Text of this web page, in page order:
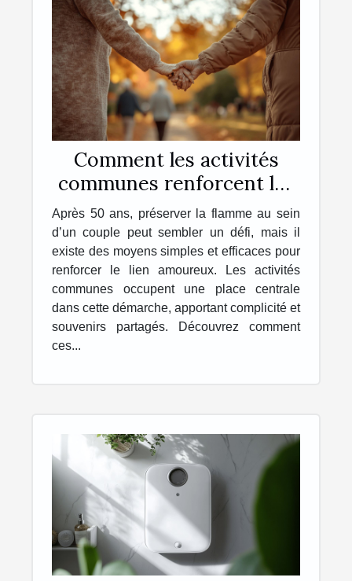
Comment les activités
communes renforcent les
liens amoureux après 50
ans ?
Après 50 ans, préserver la flamme au sein
d’un couple peut sembler un défi, mais il
existe des moyens simples et efficaces pour
renforcer le lien amoureux. Les activités
communes occupent une place centrale
dans cette démarche, apportant complicité et
souvenirs partagés. Découvrez comment
ces...